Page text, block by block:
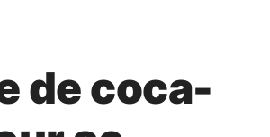
de coca-